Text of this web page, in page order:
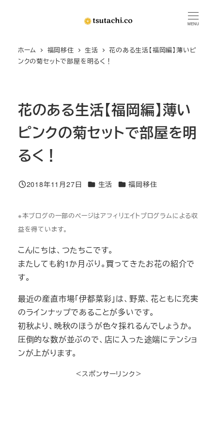
MENU
ホーム 福岡移住 生活
花のある生活【福岡編】薄いピ
ンクの菊セットで部屋を明るく！
花のある生活【福岡編】薄い
ピンクの菊セットで部屋を明
るく！
投稿日
2018年11月27日 カテゴリー
生活 カテゴリー
福岡移住
※本ブログの一部のページはアフィリエイトプログラムによる収
益を得ています。
こんにちは、つたちこです。
またしても約1か月ぶり。買ってきたお花の紹介で
す。
最近の産直市場「伊都菜彩」は、野菜、花ともに充実
のラインナップであることが多いです。
初秋より、晩秋のほうが色々採れるんでしょうか。
圧倒的な数が並ぶので、店に入った途端にテンショ
ンが上がります。
＜スポンサーリンク＞